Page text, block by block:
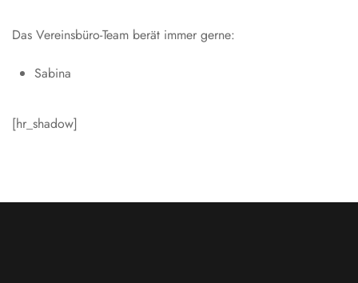
Das Vereinsbüro-Team berät immer gerne:
Sabina
[hr_shadow]